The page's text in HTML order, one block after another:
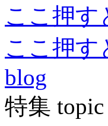
ここ押す
ここ押す
blog
特集 topic